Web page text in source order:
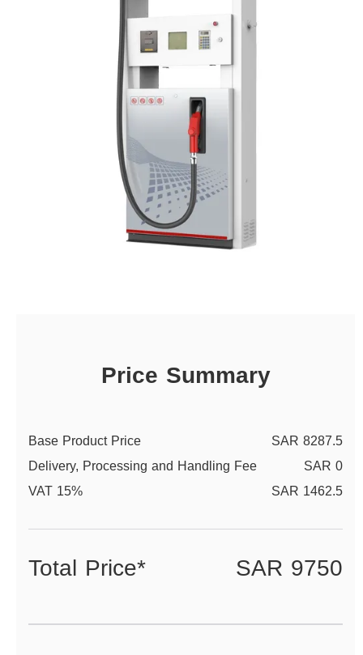
Price Summary
Base Product Price
SAR 8287.5
Delivery, Processing and Handling Fee
SAR 0
VAT 15%
SAR 1462.5
Total Price* SAR 9750